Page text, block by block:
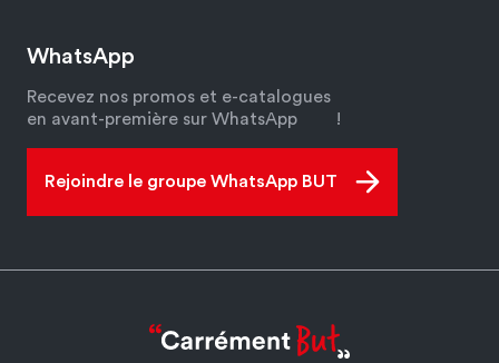
WhatsApp
Recevez nos promos et e-catalogues
en avant-première sur WhatsApp
!
Rejoindre le groupe WhatsApp BUT